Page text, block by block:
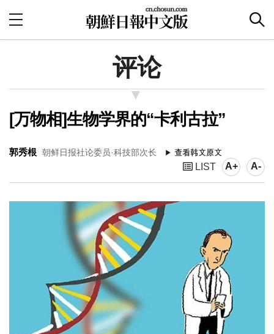
评论
[万物相]生物学界的“卡利古拉”
郭秀根 朝鲜日报社论委员·科技部次长
LIST A+ A-